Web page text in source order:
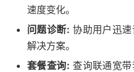
速度变化。
问题诊断: 协助用户迅
解决方案。
套餐查询: 查询联通宽